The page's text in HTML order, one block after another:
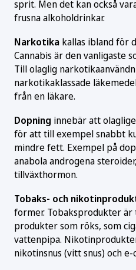
sprit. Men det kan också
frusna alkoholdrinkar.
Narkotika kallas ibland för
Cannabis är den vanligaste
Till olaglig
narkotikaklassade
från en läkare.
Dopning innebär att
för att till exempel snabbt
mindre fett. Exempel på
anabola androgena
tillväxthormon.
Tobaks- och
former. Tobaksprodukter är
produkter som röks, som
vattenpipa.
nikotinsnus (vitt snus) och